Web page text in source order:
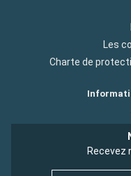
Les
Charte de
Recevez